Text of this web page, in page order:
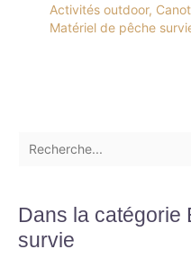
Activités outdoor,
Matériel de pêche
Dans la catégorie
survie